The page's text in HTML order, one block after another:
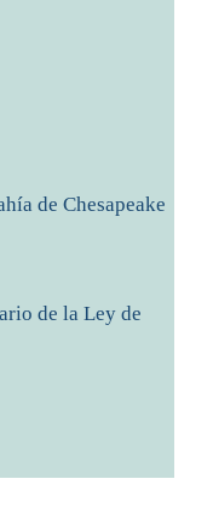
de Chesapeake
de la Ley de